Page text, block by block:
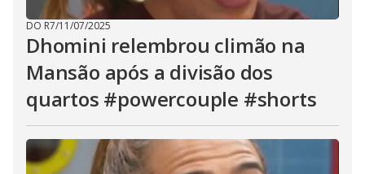
DO R7/11/07/2025
Dhomini relembrou climão na
Mansão após a divisão dos
quartos #powercouple #shorts